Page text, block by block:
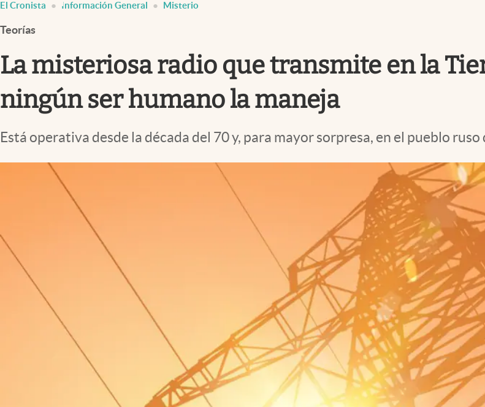
Infotechnology
Clase
Clima
Mundial 2026
Eventos Corporativos
abre en nueva pestaña
El Cronista Información General Misterio
Teorías
La misteriosa radio que transmite en la
ningún ser humano la maneja
Está operativa desde la década del 70 y, para mayor sorpresa, en el pueblo